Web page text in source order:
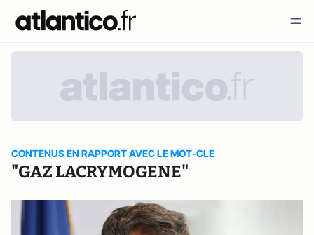
CONTENUS EN RAPPORT AVEC LE MOT-CLE
"GAZ LACRYMOGENE"